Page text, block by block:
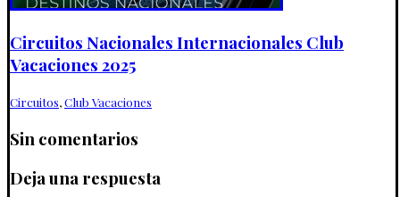
Circuitos Nacionales Internacionales Club
Vacaciones 2025
Circuitos,Club Vacaciones
Sin comentarios
Deja una respuesta